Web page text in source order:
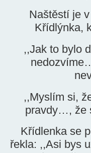
Naštěstí je
Křídlýnka,
,,Jak to bylo
,,Myslím si,
pravdy…, že
Křídlenka se
řekla: ,,Asi bys